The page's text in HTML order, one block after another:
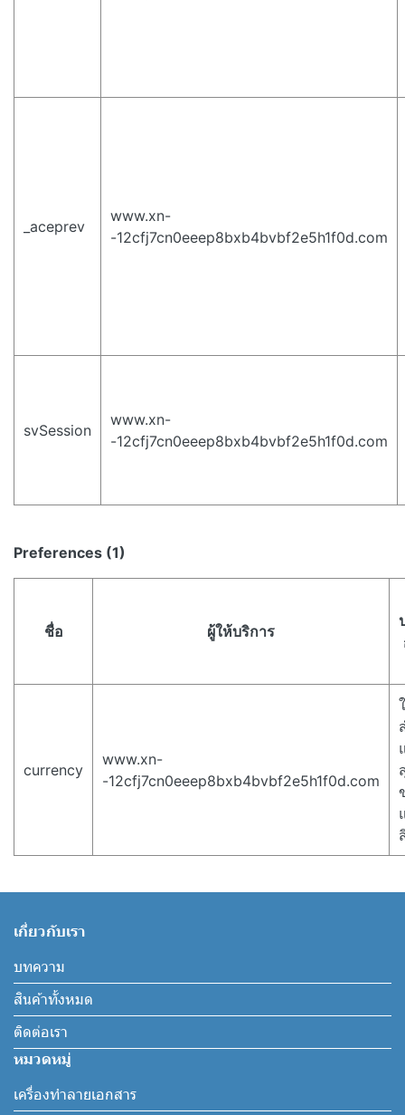
_aceprev
www.xn-
-12cfj7cn0eeep8bxb4bvbf2e5h1f0d.com
svSession
www.xn-
-12cfj7cn0eeep8bxb4bvbf2e5h1f0d.com
Preferences (1)
ชื่อ ผู้ให้บริการ
currency
www.xn-
-12cfj7cn0eeep8bxb4bvbf2e5h1f0d.com
เกี่ยวกับเรา
บทความ
สินค้าทั้งหมด
ติดต่อเรา
หมวดหมู่
เครื่องทำลายเอกสาร